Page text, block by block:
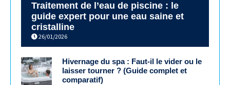
Traitement de l’eau de piscine : le
guide expert pour une eau saine et
cristalline
26/01/2026
Hivernage du spa : Faut-il le vider ou le
laisser tourner ? (Guide complet et
comparatif)